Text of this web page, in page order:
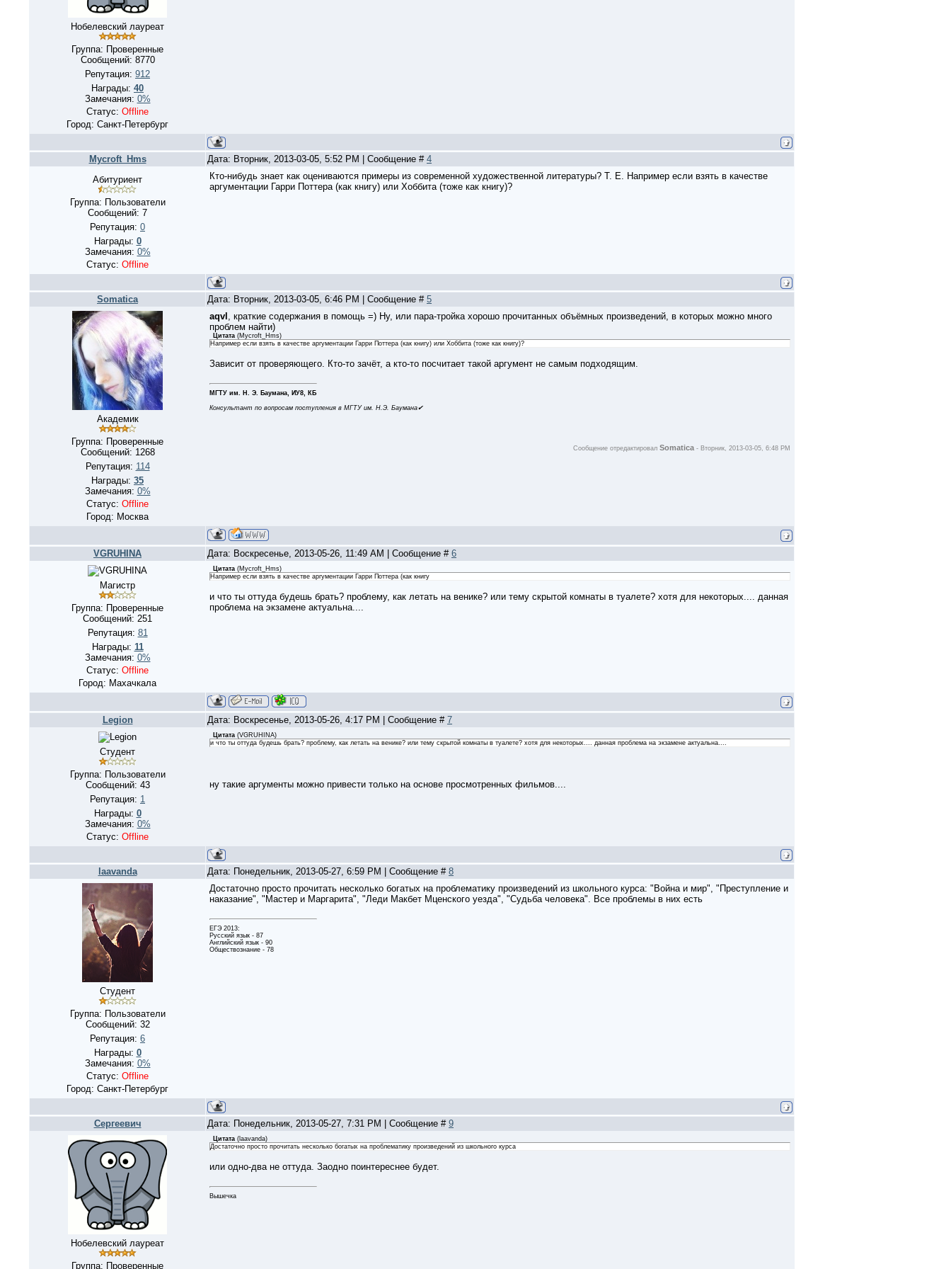
Нобелевский лауреат
Группа: Проверенные
Сообщений: 8770
Репутация: 912
Награды: 40
Замечания: 0%
Статус: Offline
Город: Санкт-Петербург
Mycroft_Hms Дата: Вторник, 2013-03-05, 5:52 PM | Сообщение # 4
Абитуриент
Группа: Пользователи
Сообщений: 7
Репутация: 0
Награды: 0
Замечания: 0%
Статус: Offline
Кто-нибудь знает как оцениваются примеры из современной художественной литературы? Т. Е. Например если взять в качестве
аргументации Гарри Поттера (как книгу) или Хоббита (тоже как книгу)?
Somatica Дата: Вторник, 2013-03-05, 6:46 PM | Сообщение # 5
Академик
Группа: Проверенные
Сообщений: 1268
Репутация: 114
Награды: 35
Замечания: 0%
Статус: Offline
Город: Москва
aqvl , краткие содержания в помощь =) Ну, или пара-тройка хорошо прочитанных объёмных произведений, в которых можно много
проблем найти)
Цитата (Mycroft_Hms)
Например если взять в качестве аргументации Гарри Поттера (как книгу) или Хоббита (тоже как книгу)?
Зависит от проверяющего. Кто-то зачёт, а кто-то посчитает такой аргумент не самым подходящим.
МГТУ им. Н. Э. Баумана, ИУ8, КБ
Консультант по вопросам поступления в МГТУ им. Н.Э. Баумана✔
Сообщение отредактировал Somatica - Вторник, 2013-03-05, 6:48 PM
VGRUHINA Дата: Воскресенье, 2013-05-26, 11:49 AM | Сообщение # 6
Магистр
Группа: Проверенные
Сообщений: 251
Репутация: 81
Награды: 11
Замечания: 0%
Статус: Offline
Город: Махачкала
Цитата (Mycroft_Hms)
Например если взять в качестве аргументации Гарри Поттера (как книгу
и что ты оттуда будешь брать? проблему, как летать на венике? или тему скрытой комнаты в туалете? хотя для некоторых.... данная
проблема на экзамене актуальна....
Legion Дата: Воскресенье, 2013-05-26, 4:17 PM | Сообщение # 7
Студент
Группа: Пользователи
Сообщений: 43
Репутация: 1
Награды: 0
Замечания: 0%
Статус: Offline
Цитата (VGRUHINA)
и что ты оттуда будешь брать? проблему, как летать на венике? или тему скрытой комнаты в туалете? хотя для некоторых.... данная проблема на экзамене актуальна....
ну такие аргументы можно привести только на основе просмотренных фильмов....
laavanda Дата: Понедельник, 2013-05-27, 6:59 PM | Сообщение # 8
Студент
Группа: Пользователи
Сообщений: 32
Репутация: 6
Награды: 0
Замечания: 0%
Статус: Offline
Город: Санкт-Петербург
Достаточно просто прочитать несколько богатых на проблематику произведений из школьного курса: "Война и мир", "Преступление и
наказание", "Мастер и Маргарита", "Леди Макбет Мценского уезда", "Судьба человека". Все проблемы в них есть
ЕГЭ 2013:
Русский язык - 87
Английский язык - 90
Обществознание - 78
Сергеевич Дата: Понедельник, 2013-05-27, 7:31 PM | Сообщение # 9
Нобелевский лауреат
Группа: Проверенные
Цитата ( laavanda)
Достаточно просто прочитать несколько богатых на проблематику произведений из школьного курса
или одно-два не оттуда. Заодно поинтереснее будет.
Вышечка